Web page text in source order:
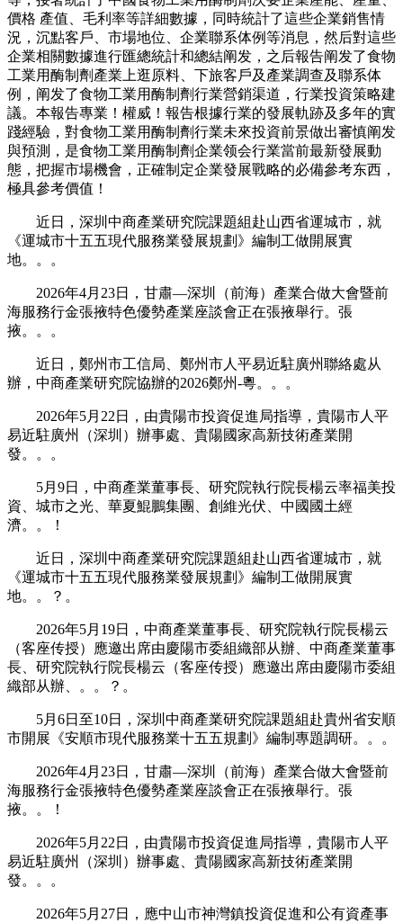
價格 產值、毛利率等詳細數據，同時統計了這些企業銷售情
況，沉點客戶、市場地位、企業聯系体例等消息，然后對這些
企業相關數據進行匯總統計和總結阐发，之后報告阐发了食物
工業用酶制劑產業上逛原料、下旅客戶及產業調查及聯系体
例，阐发了食物工業用酶制劑行業營銷渠道，行業投資策略建
議。本報告專業！權威！報告根據行業的發展軌跡及多年的實
踐經驗，對食物工業用酶制劑行業未來投資前景做出審慎阐发
與預測，是食物工業用酶制劑企業领会行業當前最新發展動
態，把握市場機會，正確制定企業發展戰略的必備參考东西，
極具參考價值！
近日，深圳中商產業研究院課題組赴山西省運城市，就
《運城市十五五現代服務業發展規劃》編制工做開展實
地。。。
2026年4月23日，甘肅—深圳（前海）產業合做大會暨前
海服務行金張掖特色優勢產業座談會正在張掖舉行。張
掖。。。
近日，鄭州市工信局、鄭州市人平易近駐廣州聯絡處从
辦，中商產業研究院協辦的2026鄭州-粵。。。
2026年5月22日，由貴陽市投資促進局指導，貴陽市人平
易近駐廣州（深圳）辦事處、貴陽國家高新技術產業開
發。。。
5月9日，中商產業董事長、研究院執行院長楊云率福美投
資、城市之光、華夏鯤鵬集團、創維光伏、中國國土經
濟。。！
近日，深圳中商產業研究院課題組赴山西省運城市，就
《運城市十五五現代服務業發展規劃》編制工做開展實
地。。？。
2026年5月19日，中商產業董事長、研究院執行院長楊云
（客座传授）應邀出席由慶陽市委組織部从辦、中商產業董事
長、研究院執行院長楊云（客座传授）應邀出席由慶陽市委組
織部从辦、。。？。
5月6日至10日，深圳中商產業研究院課題組赴貴州省安順
市開展《安順市現代服務業十五五規劃》編制專題調研。。。
2026年4月23日，甘肅—深圳（前海）產業合做大會暨前
海服務行金張掖特色優勢產業座談會正在張掖舉行。張
掖。。！
2026年5月22日，由貴陽市投資促進局指導，貴陽市人平
易近駐廣州（深圳）辦事處、貴陽國家高新技術產業開
發。。。
2026年5月27日，應中山市神灣鎮投資促進和公有資產事